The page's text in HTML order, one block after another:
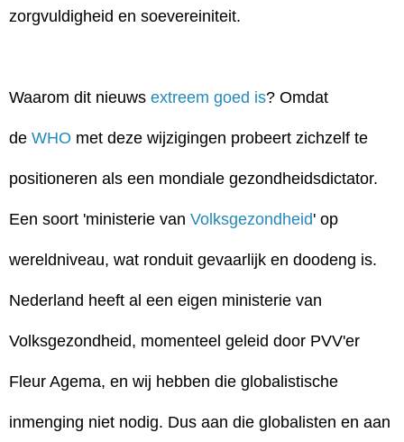
zorgvuldigheid en soevereiniteit.
Waarom dit nieuws extreem goed is? Omdat
de WHO met deze wijzigingen probeert zichzelf te
positioneren als een mondiale gezondheidsdictator.
Een soort 'ministerie van Volksgezondheid' op
wereldniveau, wat ronduit gevaarlijk en doodeng is.
Nederland heeft al een eigen ministerie van
Volksgezondheid, momenteel geleid door PVV'er
Fleur Agema, en wij hebben die globalistische
inmenging niet nodig. Dus aan die globalisten en aan